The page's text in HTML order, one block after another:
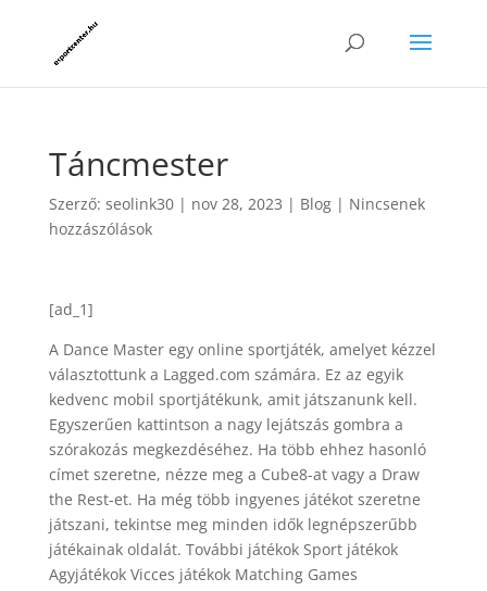
Táncmester
Szerző: seolink30| nov 28, 2023 | Blog| Nincsenek
hozzászólások
[ad_1]
A Dance Master egy online sportjáték, amelyet kézzel
választottunk a Lagged.com számára. Ez az egyik
kedvenc mobil sportjátékunk, amit játszanunk kell.
Egyszerűen kattintson a nagy lejátszás gombra a
szórakozás megkezdéséhez. Ha több ehhez hasonló
címet szeretne, nézze meg a Cube8-at vagy a Draw
the Rest-et. Ha még több ingyenes játékot szeretne
játszani, tekintse meg minden idők legnépszerűbb
játékainak oldalát. További játékok Sport játékok
Agyjátékok Vicces játékok Matching Games